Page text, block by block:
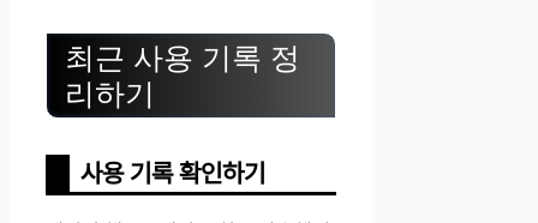
최근 사용 기록 정
리하기
사용 기록 확인하기